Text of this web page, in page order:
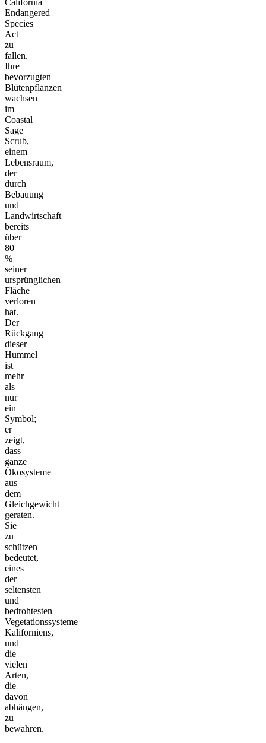
California
Endangered
Species
Act
zu
fallen.
Ihre
bevorzugten
Blütenpflanzen
wachsen
im
Coastal
Sage
Scrub,
einem
Lebensraum,
der
durch
Bebauung
und
Landwirtschaft
bereits
über
80
%
seiner
ursprünglichen
Fläche
verloren
hat.
Der
Rückgang
dieser
Hummel
ist
mehr
als
nur
ein
Symbol;
er
zeigt,
dass
ganze
Ökosysteme
aus
dem
Gleichgewicht
geraten.
Sie
zu
schützen
bedeutet,
eines
der
seltensten
und
bedrohtesten
Vegetationssysteme
Kaliforniens,
und
die
vielen
Arten,
die
davon
abhängen,
zu
bewahren.